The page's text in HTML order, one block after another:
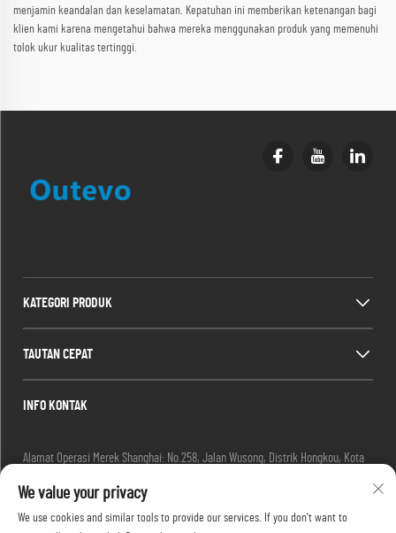
menjamin keandalan dan keselamatan. Kepatuhan ini memberikan ketenangan bagi
klien kami karena mengetahui bahwa mereka menggunakan produk yang memenuhi
tolok ukur kualitas tertinggi.
KATEGORI PRODUK
TAUTAN CEPAT
INFO KONTAK
Alamat Operasi Merek Shanghai: No.258, Jalan Wusong, Distrik Hongkou, Kota
Email:[email protected]
Tel:+86-13280087620
We value your privacy
We use cookies and similar tools to provide our services. If you don't want to